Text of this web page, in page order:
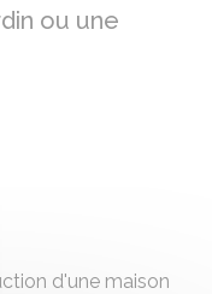
ou une
d'une maison